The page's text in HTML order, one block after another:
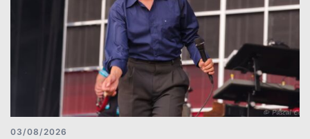
03/08/2026